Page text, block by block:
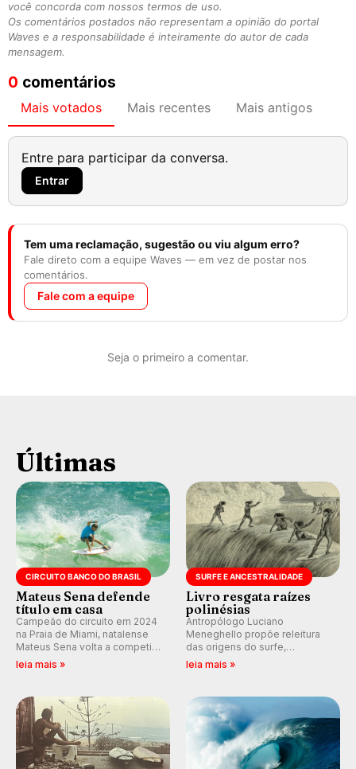
você concorda com nossos termos de uso.
Os comentários postados não representam a opinião do portal
Waves e a responsabilidade é inteiramente do autor de cada
mensagem.
0 comentários
Mais votados Mais recentes Mais antigos
Entre para participar da conversa.
Entrar
Tem uma reclamação, sugestão ou viu algum erro?
Fale direto com a equipe Waves — em vez de postar nos
comentários.
Fale com a equipe
Seja o primeiro a comentar.
Últimas
CIRCUITO BANCO DO BRASIL
Mateus Sena defende
título em casa
Campeão do circuito em 2024
na Praia de Miami, natalense
Mateus Sena volta a competir
em casa em busca de manter a
leia mais »
SURFE E ANCESTRALIDADE
Livro resgata raízes
polinésias
Antropólogo Luciano
Meneghello propõe releitura
das origens do surfe,
resgatando a cultura polinésia
prática em esporte e indústria.
leia mais »